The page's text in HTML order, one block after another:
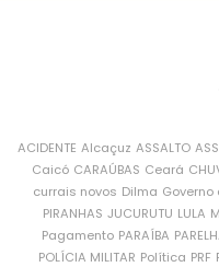
ACIDENTE Alcaçuz ASSALTO
Caicó CARAÚBAS Ceará
currais novos Dilma Governo
PIRANHAS JUCURUTU LULA
Pagamento PARAÍBA
POLÍCIA MILITAR Política PRF